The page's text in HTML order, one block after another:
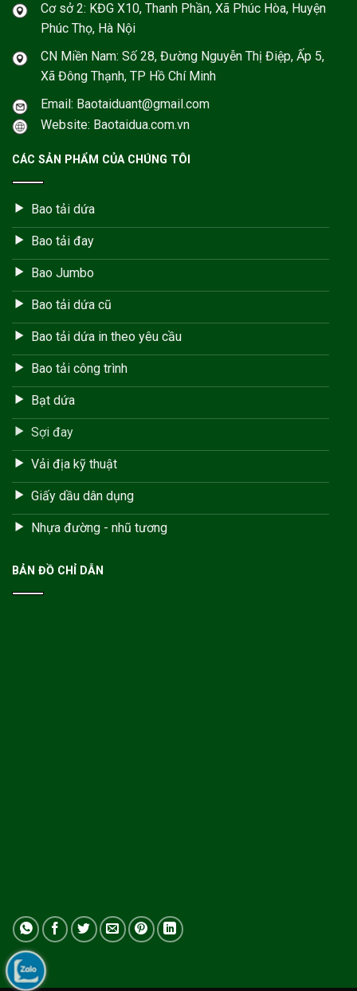
Cơ sở 2: KĐG X10, Thanh Phần, Xã Phúc Hòa, Huyện
Phúc Thọ, Hà Nội
CN Miền Nam: Số 28, Đường Nguyễn Thị Điệp, Ấp 5,
Xã Đông Thạnh, TP Hồ Chí Minh
Email: Baotaiduant@gmail.com
Website: Baotaidua.com.vn
CÁC SẢN PHẨM CỦA CHÚNG TÔI
Bao tải dứa
Bao tải đay
Bao Jumbo
Bao tải dứa cũ
Bao tải dứa in theo yêu cầu
Bao tải công trình
Bạt dứa
Sợi đay
Vải địa kỹ thuật
Giấy dầu dân dụng
Nhựa đường - nhũ tương
BẢN ĐỒ CHỈ DẪN